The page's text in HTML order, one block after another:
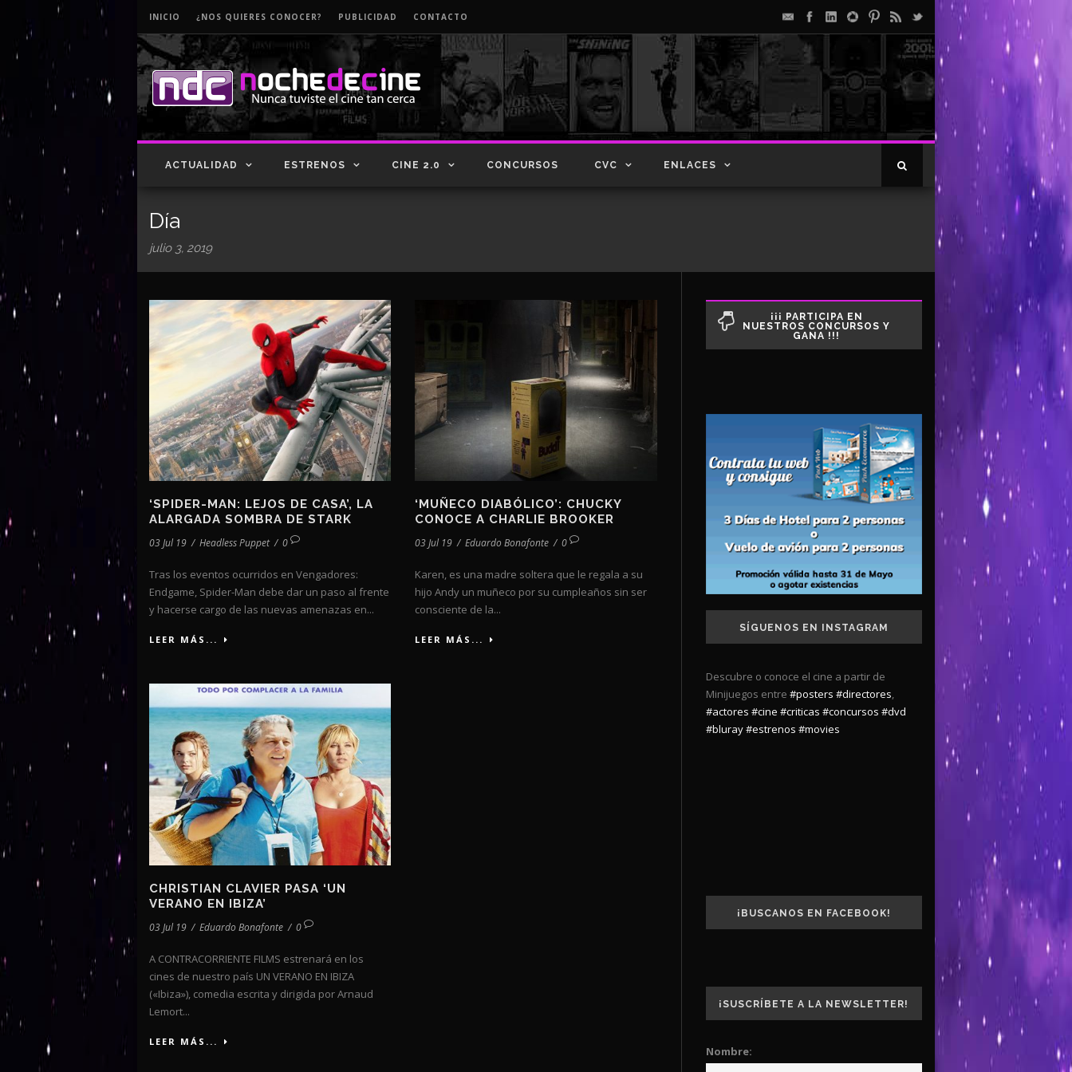
INICIO ¿NOS QUIERES CONOCER? PUBLICIDAD CONTACTO
ACTUALIDAD ESTRENOS CINE 2.0 CONCURSOS CVC ENLACES
Día
julio 3, 2019
‘SPIDER-MAN: LEJOS DE CASA’, LA
ALARGADA SOMBRA DE STARK
03 Jul 19 / Headless Puppet / 0
Tras los eventos ocurridos en Vengadores:
Endgame, Spider-Man debe dar un paso al frente
y hacerse cargo de las nuevas amenazas en...
LEER MÁS...
‘MUÑECO DIABÓLICO’: CHUCKY
CONOCE A CHARLIE BROOKER
03 Jul 19 / Eduardo Bonafonte / 0
Karen, es una madre soltera que le regala a su
hijo Andy un muñeco por su cumpleaños sin ser
consciente de la...
LEER MÁS...
CHRISTIAN CLAVIER PASA ‘UN
VERANO EN IBIZA’
03 Jul 19 / Eduardo Bonafonte / 0
A CONTRACORRIENTE FILMS estrenará en los
cines de nuestro país UN VERANO EN IBIZA
(«Ibiza»), comedia escrita y dirigida por Arnaud
Lemort...
LEER MÁS...
¡¡¡ PARTICIPA EN
NUESTROS CONCURSOS Y
GANA !!!
SÍGUENOS EN INSTAGRAM
Descubre o conoce el cine a partir de
Minijuegos entre #posters #directores,
#actores #cine #criticas #concursos #dvd
#bluray#estrenos #movies
¡BUSCANOS EN FACEBOOK!
¡SUSCRÍBETE A LA NEWSLETTER!
Nombre: